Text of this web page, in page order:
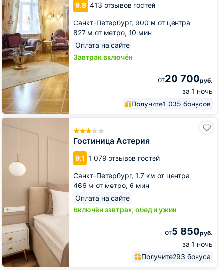
9.8 413 отзывов гостей
Санкт-Петербург, 900 м от центра
827 м от метро, 10 мин
Оплата на сайте
Завтрак включён
от20 700руб.
за 1 ночь
Получите1 035 бонусов
Гостиница Астерия
9.1 1 079 отзывов гостей
Санкт-Петербург, 1.7 км от центра
466 м от метро, 6 мин
Оплата на сайте
Включён завтрак, обед и ужин
от5 850руб.
за 1 ночь
Получите293 бонуса
Гостиница